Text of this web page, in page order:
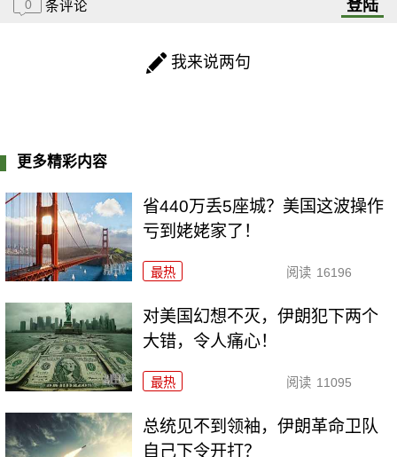
0 条评论 登陆
我来说两句
更多精彩内容
省440万丢5座城？美国这波操作
亏到姥姥家了！
最热 阅读 16196
对美国幻想不灭，伊朗犯下两个
大错，令人痛心！
最热 阅读 11095
总统见不到领袖，伊朗革命卫队
自己下令开打？